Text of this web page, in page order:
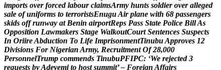
imports over forced labour claimsArmy hunts soldier over alleged
sale of uniforms to terroristsEnuguAir plane with 68 passengers
skids off runway at Benin airportReps Pass State Police BillAs
Opposition Lawmakers Stage WalkoutCourt Sentences Suspects
In OriireAbduction To Life ImprisonmentTinubuApproves 12
Divisions For Nigerian Army, Recruitment Of 28,000
PersonnelTrump commends TinubuPFIPC: ‘We rejected 3
requests byAdeyemi to host summit’ – Foreign Affairs